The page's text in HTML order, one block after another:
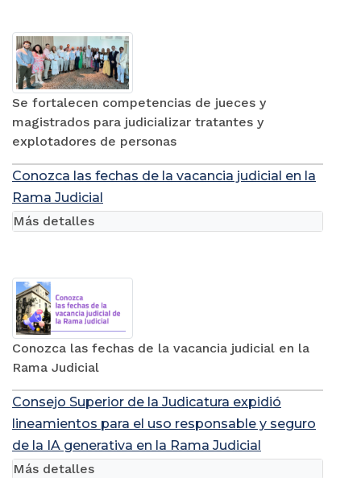
Se fortalecen competencias de jueces y
magistrados para judicializar tratantes y
explotadores de personas
Conozca las fechas de la vacancia judicial en la
Rama Judicial
Conozca las fechas de la vacancia judicial en la
Rama Judicial
Más detalles
Consejo Superior de la Judicatura expidió
lineamientos para el uso responsable y seguro
de la IA generativa en la Rama Judicial
Más detalles